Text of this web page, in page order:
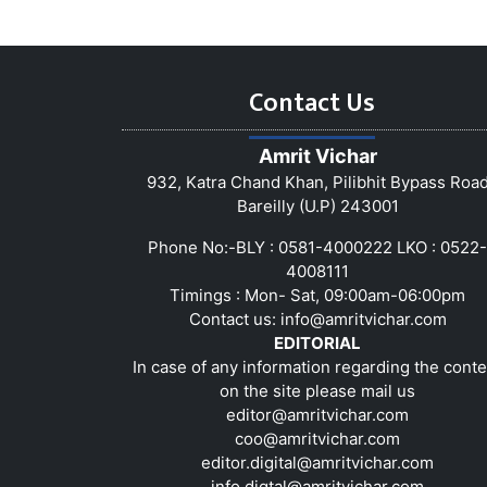
Contact Us
Amrit Vichar
932, Katra Chand Khan, Pilibhit Bypass Road
Bareilly (U.P) 243001
Phone No:-BLY : 0581-4000222 LKO : 0522-
4008111
Timings : Mon- Sat, 09:00am-06:00pm
Contact us: info@amritvichar.com
EDITORIAL
In case of any information regarding the
on the site please mail us
editor@amritvichar.com
coo@amritvichar.com
editor.digital@amritvichar.com